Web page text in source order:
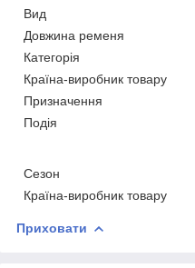
Вид
Довжина ременя
Категорія
Країна-виробник товару
Призначення
Подія
Сезон
Країна-виробник товару
Приховати